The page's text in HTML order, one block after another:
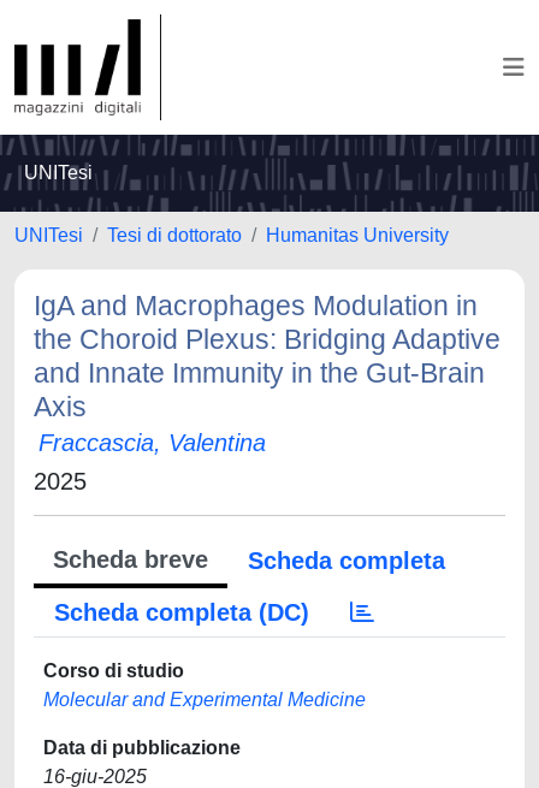
UNITesi
UNITesi Tesi di dottorato Humanitas University
IgA and Macrophages Modulation in
the Choroid Plexus: Bridging Adaptive
and Innate Immunity in the Gut-Brain
Axis
Fraccascia, Valentina
2025
Scheda breve
Scheda completa
Scheda completa (DC)
Corso di studio
Molecular and Experimental Medicine
Data di pubblicazione
16-giu-2025